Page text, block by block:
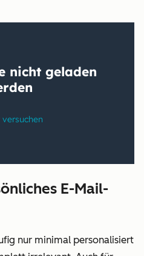
E-Mail-
nur minimal personalisiert